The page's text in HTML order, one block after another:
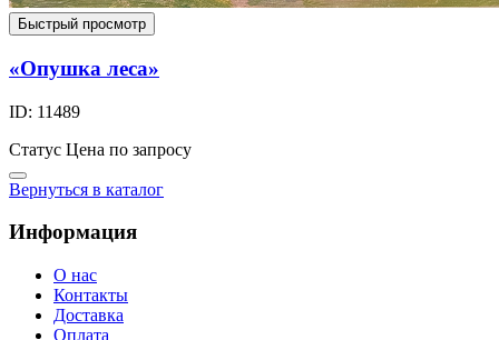
Быстрый просмотр
«Опушка леса»
ID: 11489
Статус Цена по запросу
Вернуться в каталог
Информация
О нас
Контакты
Доставка
Оплата